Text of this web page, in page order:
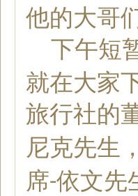
他的大哥
下午短
就在大家
旅行社的
尼克先生，
席-依文先